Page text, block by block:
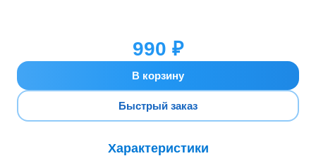
990 ₽
В корзину
Быстрый заказ
Характеристики